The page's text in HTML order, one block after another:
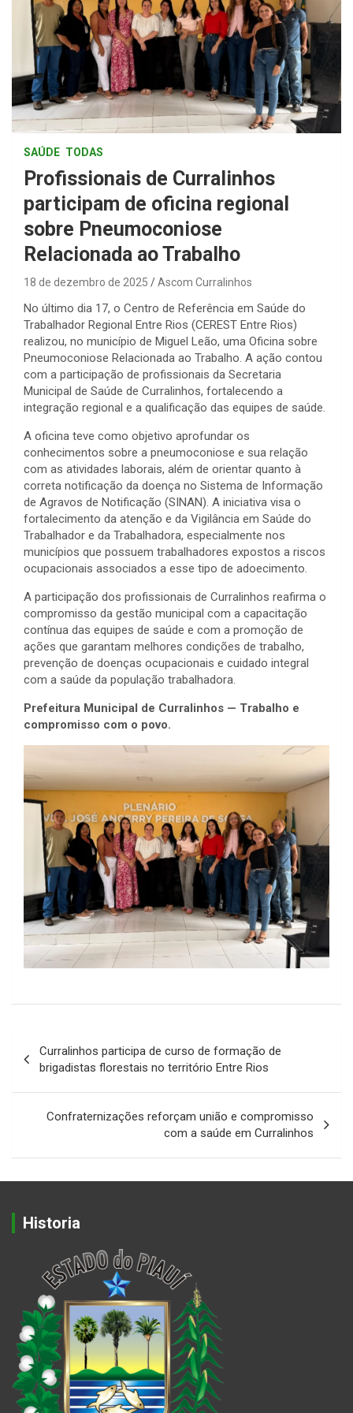
SAÚDE TODAS
Profissionais de Curralinhos
participam de oficina regional
sobre Pneumoconiose
Relacionada ao Trabalho
18 de dezembro de 2025 Ascom Curralinhos
No último dia 17, o Centro de Referência em Saúde do
Trabalhador Regional Entre Rios (CEREST Entre Rios)
realizou, no município de Miguel Leão, uma Oficina sobre
Pneumoconiose Relacionada ao Trabalho. A ação contou
com a participação de profissionais da Secretaria
Municipal de Saúde de Curralinhos, fortalecendo a
integração regional e a qualificação das equipes de saúde.
A oficina teve como objetivo aprofundar os
conhecimentos sobre a pneumoconiose e sua relação
com as atividades laborais, além de orientar quanto à
correta notificação da doença no Sistema de Informação
de Agravos de Notificação (SINAN). A iniciativa visa o
fortalecimento da atenção e da Vigilância em Saúde do
Trabalhador e da Trabalhadora, especialmente nos
municípios que possuem trabalhadores expostos a riscos
ocupacionais associados a esse tipo de adoecimento.
A participação dos profissionais de Curralinhos reafirma o
compromisso da gestão municipal com a capacitação
contínua das equipes de saúde e com a promoção de
ações que garantam melhores condições de trabalho,
prevenção de doenças ocupacionais e cuidado integral
com a saúde da população trabalhadora.
Prefeitura Municipal de Curralinhos — Trabalho e
compromisso com o povo.
de
Post
Curralinhos participa de curso de formação de
brigadistas florestais no território Entre Rios
Confraternizações reforçam união e compromisso
com a saúde em Curralinhos
Historia